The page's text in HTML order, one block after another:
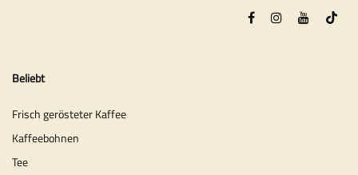
Beliebt
Frisch gerösteter Kaffee
Kaffeebohnen
Tee